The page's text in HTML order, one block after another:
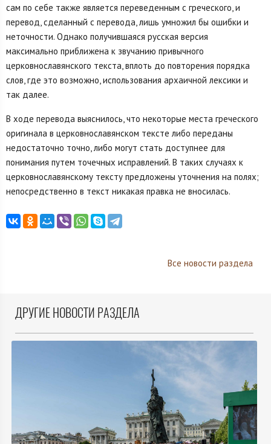
сам по себе также является переведенным с греческого, и
перевод, сделанный с перевода, лишь умножил бы ошибки и
неточности. Однако получившаяся русская версия
максимально приближена к звучанию привычного
церковнославянского текста, вплоть до повторения порядка
слов, где это возможно, использования архаичной лексики и
так далее.
В ходе перевода выяснилось, что некоторые места греческого
оригинала в церковнославянском тексте либо переданы
недостаточно точно, либо могут стать доступнее для
понимания путем точечных исправлений. В таких случаях к
церковнославянскому тексту предложены уточнения на полях;
непосредственно в текст никакая правка не вносилась.
Все новости раздела
ДРУГИЕ НОВОСТИ РАЗДЕЛА